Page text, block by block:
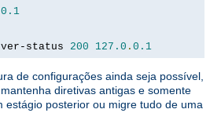
0.1
status 200 127.0 . 0.1
de configurações ainda seja possível,
diretivas antigas e somente
estágio posterior ou migre tudo de uma